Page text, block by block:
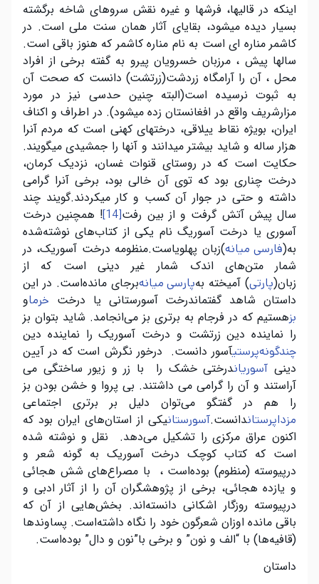
اینکه در قالیها، فرشها و غیره نقش سروهای شاخه برگشته
بسیار دیده میشود، بقایای آثار همان سنت ملی است. در
کاشمر مناره ای است به نام مناره کاشمر که هنوز باقی است.
سالها پیش ، مرزبان خسرویان پیرو به گفته برخی از افراد
محل ، آن را آرامگاه زردشت(زرتشت) دانست که صحت آن
به ثبوت نرسیده است(البته چنین حدسی نیز در مورد
مزارشریف واقع در افغانستان زده میشود). در اطراف و اکناف
ایران، بویژه نقاط ییلاقی، درختهای کهنی است که مردم آنرا
هزار ساله و شاید بیشتر میدانند و آنها را جمشیدی میگویند.
حکایت است که در روستای قنوات غسان، نزدیک کرمان،
درخت چناری بود که توی آن خالی بود، برخی آنرا گرامی
داشته و حتی در جوار آن کسب و کار میکردند.گویند چند
سال پیش آتش گرفت و از بین رفت[14]
! همچنین درخت
آسوری یا درخت آسوریگ نام یکی از کتاب‌های نوشته‌شده
به(فارسی میانه(زبان پهلویاست.منظومه درخت آسوریک، در
شمار متن‌های اندک شمار غیر دینی است که از
زبان)پارتی( آمیخته بهپارسی میانهبرجای مانده‌است. در این
داستان شاهد گفتماندرخت آسورستانی یا درخت خرماو
بزهستیم که در فرجام به برتری بز می‌انجامد. شاید بتوان بز
را نماینده دین زرتشت و درخت آسوریک را نماینده دین
چندگونه‌پرستیآسور دانست. درخور نگرش است که در آیین
دینی آسوریاندرختی خشک را با زر و زیور ساختگی می
آراستند و آن را گرامی می داشتند. بی پروا و خشن بودن بز
را هم در گفتگو می‌توان دلیل بر برتری اجتماعی
مزداپرستاندانست.آسورستانیکی از استان‌های ایران بود که
اکنون عراق مرکزی را تشکیل می‌دهد. نقل و نوشته شده
است که کتاب کوچک درخت آسوریک به گونه شعر و
درپیوسته (منظوم) بوده‌است ، با مصراع‌های شش هجائی
و یازده هجائی، برخی از پژوهشگران آن را از آثار ادبی و
درپیوسته روزگار اشکانی دانسته‌اند. بخش‌هایی از آن که
باقی مانده اوزان شعرگون خود را نگاه داشته‌است. پساوندها
(قافیه‌ها) با “الف و نون” و برخی با”نون و دال” بوده‌است.
داستان